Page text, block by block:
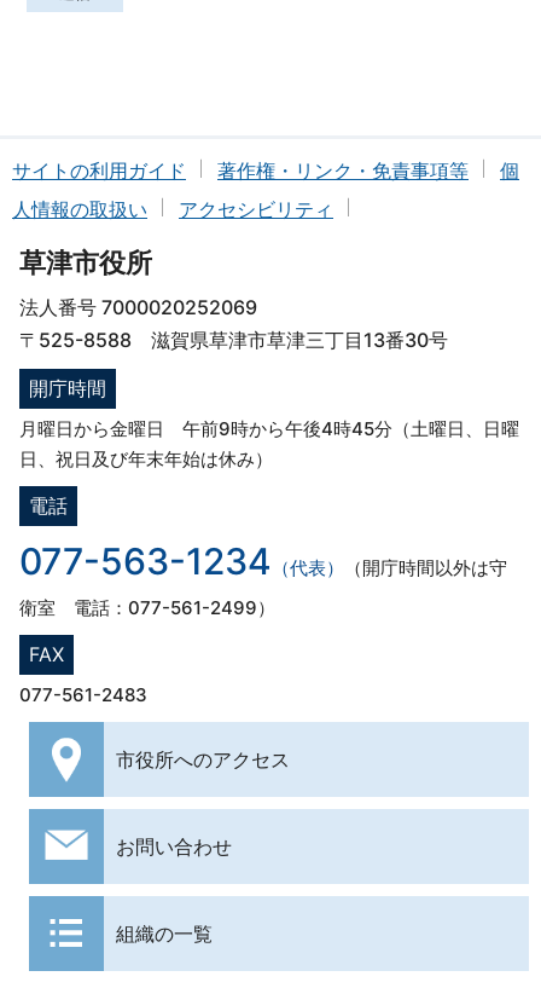
サイトの利用ガイド 著作権・リンク・免責事項等
個
人情報の取扱い
アクセシビリティ
草津市役所
法人番号 7000020252069
〒525-8588 滋賀県草津市草津三丁目13番30号
開庁時間
月曜日から金曜日 午前9時から午後4時45分（土曜日、日曜
日、祝日及び年末年始は休み）
電話
077-563-1234 （代表）
（開庁時間以外は守
衛室 電話：077-561-2499）
FAX
077-561-2483
市役所へのアクセス
お問い合わせ
組織の一覧